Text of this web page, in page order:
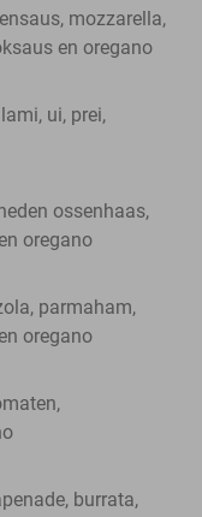
mozzarella,
en oregano
ui, prei,
ossenhaas,
oregano
parmaham,
oregano
burrata,